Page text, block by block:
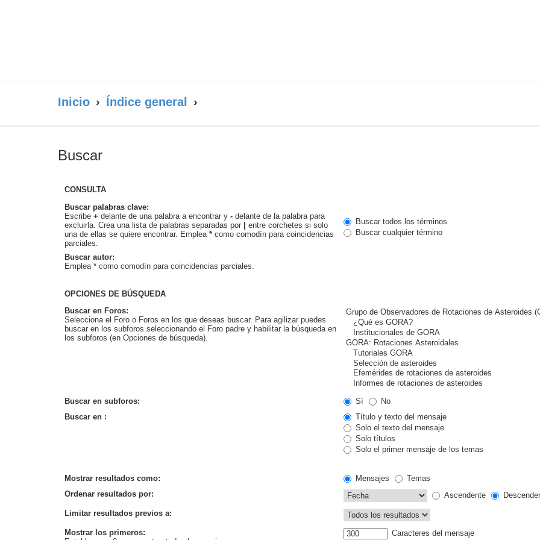
Inicio Índice general
Buscar
CONSULTA
Buscar palabras clave:
Escribe + delante de una palabra a encontrar y - delante de la palabra para
excluirla. Crea una lista de palabras separadas por
entre corchetes si solo
una de ellas se quiere encontrar. Emplea * como comodín para coincidencias
parciales.
Buscar todos los términos
Buscar cualquier término
Buscar autor:
Emplea * como comodín para coincidencias parciales.
OPCIONES DE BÚSQUEDA
Buscar en Foros:
Selecciona el Foro o Foros en los que deseas buscar. Para agilizar puedes
buscar en los subforos seleccionando el Foro padre y habilitar la búsqueda en
los subforos (en Opciones de búsqueda).
Buscar en subforos: Sí
No
Buscar en :
Título y texto del mensaje
Solo el texto del mensaje
Solo títulos
Solo el primer mensaje de los temas
Mostrar resultados como: Mensajes
Temas
Ordenar resultados por:
Ascendente
Limitar resultados previos a:
Mostrar los primeros:
Caracteres del mensaje